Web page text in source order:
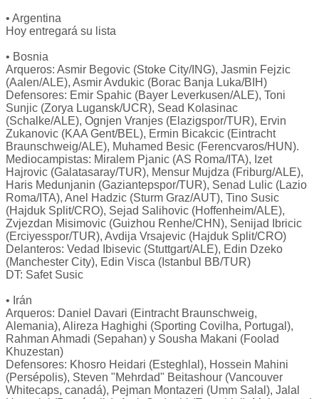
• Argentina
Hoy entregará su lista
• Bosnia
Arqueros: Asmir Begovic (Stoke City/ING), Jasmin Fejzic
(Aalen/ALE), Asmir Avdukic (Borac Banja Luka/BIH)
Defensores: Emir Spahic (Bayer Leverkusen/ALE), Toni
Sunjic (Zorya Lugansk/UCR), Sead Kolasinac
(Schalke/ALE), Ognjen Vranjes (Elazigspor/TUR), Ervin
Zukanovic (KAA Gent/BEL), Ermin Bicakcic (Eintracht
Braunschweig/ALE), Muhamed Besic (Ferencvaros/HUN).
Mediocampistas: Miralem Pjanic (AS Roma/ITA), Izet
Hajrovic (Galatasaray/TUR), Mensur Mujdza (Friburg/ALE),
Haris Medunjanin (Gaziantepspor/TUR), Senad Lulic (Lazio
Roma/ITA), Anel Hadzic (Sturm Graz/AUT), Tino Susic
(Hajduk Split/CRO), Sejad Salihovic (Hoffenheim/ALE),
Zvjezdan Misimovic (Guizhou Renhe/CHN), Senijad Ibricic
(Erciyesspor/TUR), Avdija Vrsajevic (Hajduk Split/CRO)
Delanteros: Vedad Ibisevic (Stuttgart/ALE), Edin Dzeko
(Manchester City), Edin Visca (Istanbul BB/TUR)
DT: Safet Susic
• Irán
Arqueros: Daniel Davari (Eintracht Braunschweig,
Alemania), Alireza Haghighi (Sporting Covilha, Portugal),
Rahman Ahmadi (Sepahan) y Sousha Makani (Foolad
Khuzestan)
Defensores: Khosro Heidari (Esteghlal), Hossein Mahini
(Persépolis), Steven "Mehrdad" Beitashour (Vancouver
Whitecaps, canadá), Pejman Montazeri (Umm Salal), Jalal